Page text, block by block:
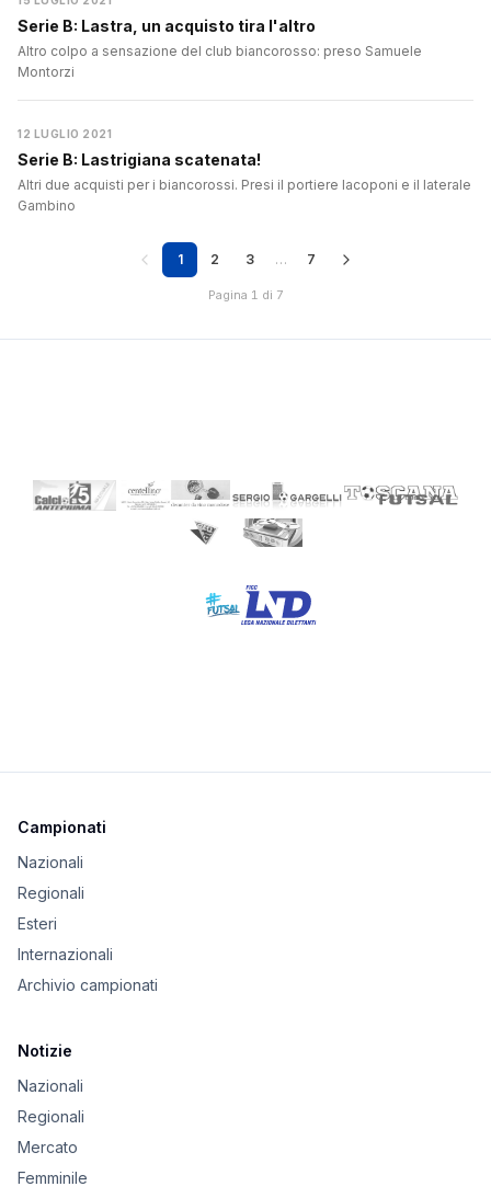
Serie B: Lastra, un acquisto tira l'altro
Altro colpo a sensazione del club biancorosso: preso Samuele
Montorzi
12 LUGLIO 2021
Serie B: Lastrigiana scatenata!
Altri due acquisti per i biancorossi. Presi il portiere Iacoponi e il laterale
Gambino
1 2 3 … 7
Pagina 1 di 7
Campionati
Nazionali
Regionali
Esteri
Internazionali
Archivio campionati
Notizie
Nazionali
Regionali
Mercato
Femminile